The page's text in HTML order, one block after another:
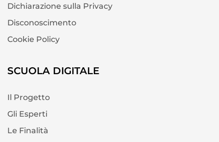
Dichiarazione sulla Privacy
Disconoscimento
Cookie Policy
SCUOLA DIGITALE
Il Progetto
Gli Esperti
Le Finalità